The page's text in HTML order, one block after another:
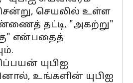
செயலில் உள்ள
தட்டி, "அகற்று"
என்பதைத்
யுபிஐ
உங்களின் யுபிஐ